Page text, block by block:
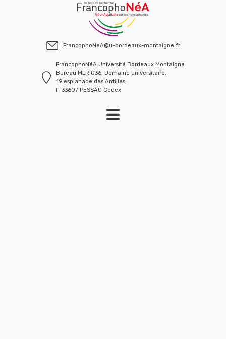
FrancophoNeA@u-bordeaux-montaigne.fr
FrancophoNéA Université Bordeaux Montaigne
Bureau MLR 036, Domaine universitaire,
19 esplanade des Antilles,
F-33607 PESSAC Cedex